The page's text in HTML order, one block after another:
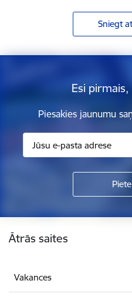
Sniegt
Esi
Piesakies jaunumu
Ātrās saites
Vakances